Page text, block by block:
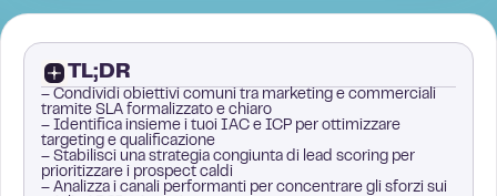
TL;DR
– Condividi obiettivi comuni tra marketing e commerciali
tramite SLA formalizzato e chiaro
– Identifica insieme i tuoi IAC e ICP per ottimizzare
targeting e qualificazione
– Stabilisci una strategia congiunta di lead scoring per
prioritizzare i prospect caldi
– Analizza i canali performanti per concentrare gli sforzi sui